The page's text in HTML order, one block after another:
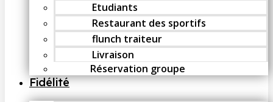
Etudiants
Restaurant des sportifs
flunch traiteur
Livraison
Réservation groupe
Fidélité